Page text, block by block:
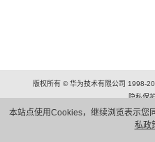
本站点使用Cookies，继续浏览表示您
私政
版权所有 © 华为技术有限公司 1998-
隐私保